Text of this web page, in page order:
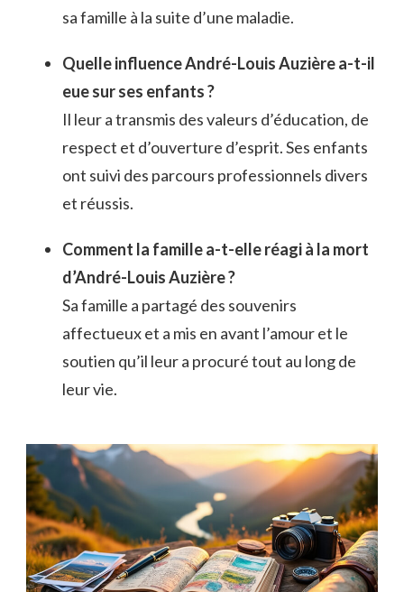
sa famille à la suite d’une maladie.
Quelle influence André-Louis Auzière a-t-il
eue sur ses enfants ?
Il leur a transmis des valeurs d’éducation, de
respect et d’ouverture d’esprit. Ses enfants
ont suivi des parcours professionnels divers
et réussis.
Comment la famille a-t-elle réagi à la mort
d’André-Louis Auzière ?
Sa famille a partagé des souvenirs
affectueux et a mis en avant l’amour et le
soutien qu’il leur a procuré tout au long de
leur vie.